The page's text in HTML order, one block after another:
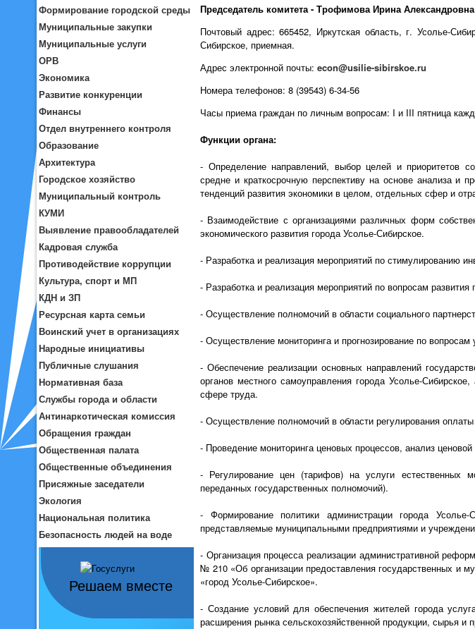
Формирование городской среды
Муниципальные закупки
Муниципальные услуги
ОРВ
Экономика
Развитие конкуренции
Финансы
Отдел внутреннего контроля
Образование
Архитектура
Городское хозяйство
Муниципальный контроль
КУМИ
Выявление правообладателей
Кадровая служба
Противодействие коррупции
Культура, спорт и МП
КДН и ЗП
Ресурсная карта семьи
Воинский учет в организациях
Народные инициативы
Публичные слушания
Нормативная база
Службы города и области
Антинаркотическая комиссия
Обращения граждан
Общественная палата
Общественные объединения
Присяжные заседатели
Экология
Национальная политика
Безопасность людей на воде
Решаем вместе
Председатель комитета - Трофимова Ирина Александровна
Почтовый адрес: 665452, Иркутская область, г. Усолье-
Сибирское, приемная.
Адрес электронной почты: econ@usilie-sibirskoe.ru
Номера телефонов: 8 (39543) 6-34-56
Часы приема граждан по личным вопросам: I и III пятница
Функции органа:
- Определение направлений, выбор целей и приоритетов
средне и краткосрочную перспективу на основе анализа и
тенденций развития экономики в целом, отдельных сфер и
- Взаимодействие с организациями различных форм
экономического развития города Усолье-Сибирское.
- Разработка и реализация мероприятий по стимулированию
- Разработка и реализация мероприятий по вопросам
- Осуществление полномочий в области социального
- Осуществление мониторинга и прогнозирование по
- Обеспечение реализации основных направлений
органов местного самоуправления города Усолье-
сфере труда.
- Осуществление полномочий в области регулирования
- Проведение мониторинга ценовых процессов, анализ ценовой
- Регулирование цен (тарифов) на услуги естественных
переданных государственных полномочий).
- Формирование политики администрации города
представляемые муниципальными предприятиями и
- Организация процесса реализации административной
№ 210 «Об организации предоставления государственных и
«город Усолье-Сибирское».
- Создание условий для обеспечения жителей города
расширения рынка сельскохозяйственной продукции, сырья и